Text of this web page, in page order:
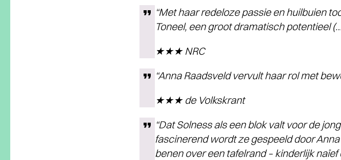
“Met haar redeloze passie en huilbuien
Toneel, een groot dramatisch potentieel
★★★ NRC
“Anna Raadsveld vervult haar rol met
★★★ de Volkskrant
“Dat Solness als een blok valt voor de
fascinerend wordt ze gespeeld door
benen over een tafelrand – kinderlijk